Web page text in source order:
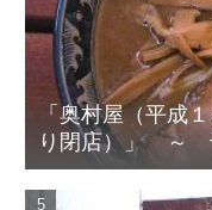
「奥村屋（平成
り閉店）」 ～